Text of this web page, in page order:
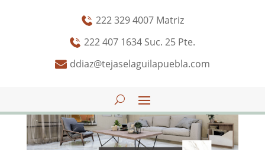
222 329 4007 Matriz
222 407 1634 Suc. 25 Pte.
ddiaz@tejaselaguilapuebla.com